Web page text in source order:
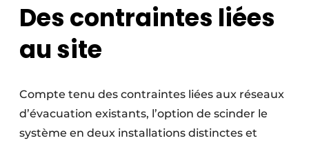
Des contraintes liées
au site
Compte tenu des contraintes liées aux réseaux
d’évacuation existants, l’option de scinder le
système en deux installations distinctes et